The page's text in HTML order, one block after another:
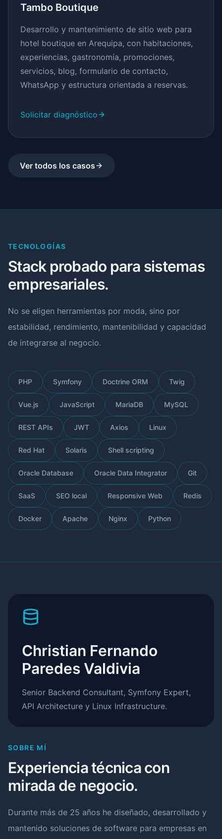
Tambo Boutique
Desarrollo y mantenimiento de sitio web para
hotel boutique en Arequipa, con habitaciones,
experiencias, gastronomía, promociones,
servicios, blog, formulario de contacto,
WhatsApp y estructura orientada a reservas.
Solicitar diagnóstico
Ver todos los casos
TECNOLOGÍAS
Stack probado para sistemas
empresariales.
No se eligen herramientas por moda, sino por
estabilidad, rendimiento, mantenibilidad y capacidad
de integrarse al negocio.
PHP Symfony Doctrine ORM Twig
Vue.js JavaScript MariaDB MySQL
REST APIs JWT Axios Linux
Red Hat Solaris Shell scripting
Oracle Database Oracle Data Integrator Git
SaaS SEO local Responsive Web Redis
Docker Apache Nginx Python
Christian Fernando
Paredes Valdivia
Senior Backend Consultant, Symfony Expert,
API Architecture y Linux Infrastructure.
SOBRE MÍ
Experiencia técnica con
mirada de negocio.
Durante más de 25 años he diseñado, desarrollado y
mantenido soluciones de software para empresas en